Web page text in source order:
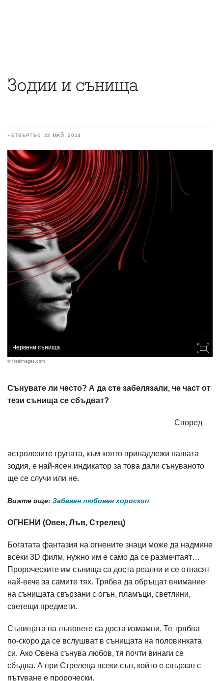
Зодии и сънища
ЧЕТВЪРТЪК, 22 МАЙ, 2014
Червени сънища
© freeimages.com
Сънувате ли често? А да сте забелязали, че част от
тези сънища се сбъдват?
Според
астролозите групата, към която принадлежи нашата
зодия, е най-ясен индикатор за това дали сънуваното
ще се случи или не.
Вижте още: Забавен любовен хороскоп
ОГНЕНИ (Овен, Лъв, Стрелец)
Богатата фантазия на огнените знаци може да надмине
всеки 3D филм, нужно им е само да се размечтаят…
Пророческите им сънища са доста реални и се отнасят
най-вече за самите тях. Трябва да обръщат внимание
на сънищата свързани с огън, пламъци, светлини,
светещи предмети.
Сънищата на лъвовете са доста измамни. Те трябва
по-скоро да се вслушват в сънищата на половинката
си. Ако Овена сънува любов, тя почти винаги се
сбъдва. А при Стрелеца всеки сън, който е свързан с
пътуване е пророчески.